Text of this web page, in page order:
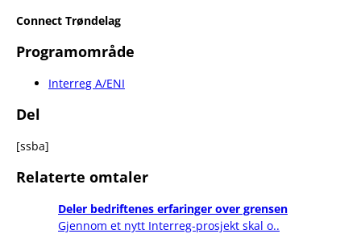
Connect Trøndelag
Programområde
Interreg A/ENI
Del
[ssba]
Relaterte omtaler
Deler bedriftenes erfaringer over grensen
Gjennom et nytt Interreg-prosjekt skal o..